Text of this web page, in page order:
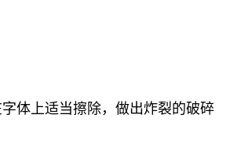
体上适当擦除，做出炸裂的破碎